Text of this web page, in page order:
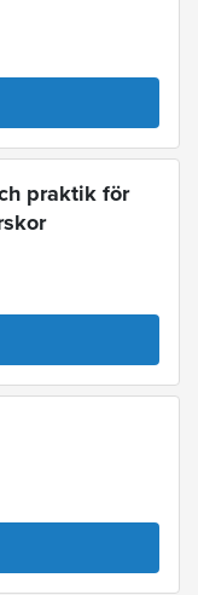
praktik för